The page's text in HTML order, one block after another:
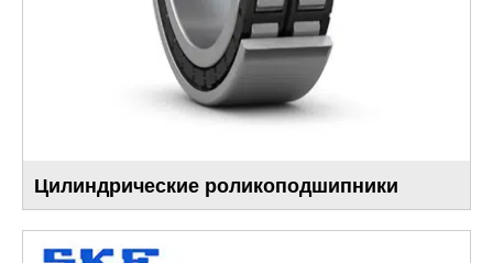
Цилиндрические роликоподшипники